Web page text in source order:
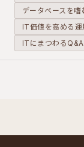
データベースを嗜
IT価値を高める運
ITにまつわるQ&A